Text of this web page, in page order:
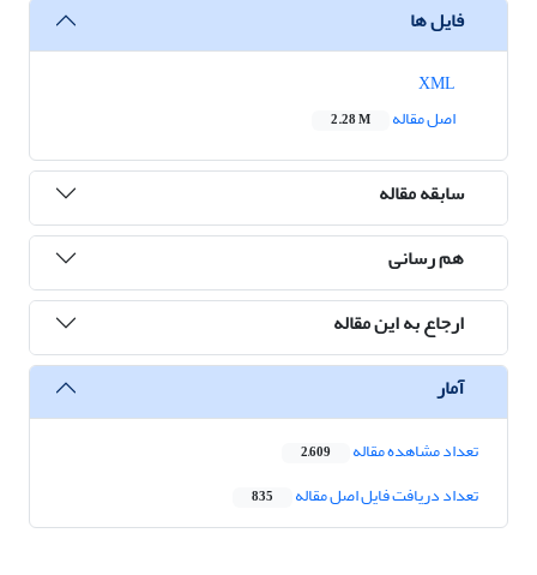
فایل ها
اصل مقاله
2.28 M
سابقه مقاله
هم رسانی
ارجاع به این مقاله
آمار
تعداد مشاهده مقاله 2,609
تعداد دریافت فایل اصل مقاله 835